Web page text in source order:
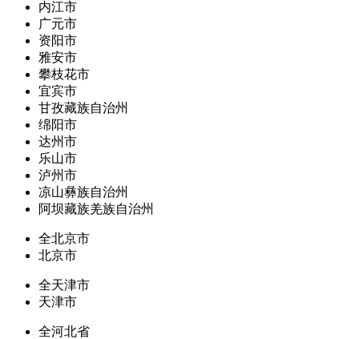
内江市
广元市
资阳市
雅安市
攀枝花市
宜宾市
甘孜藏族自治州
绵阳市
达州市
乐山市
泸州市
凉山彝族自治州
阿坝藏族羌族自治州
全北京市
北京市
全天津市
天津市
全河北省